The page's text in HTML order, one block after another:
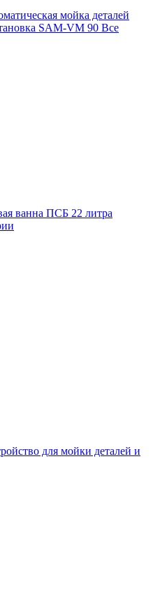
мойка деталей
SAM-VM 90 Все
ванна ПСБ 22 литра
для мойки деталей и